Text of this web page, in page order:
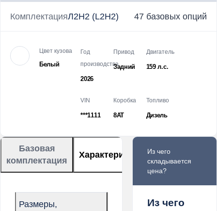
КомплектацияЛ2Н2 (L2H2) 47 базовых опций
Цвет кузова
Белый
Год
производства
2026
Привод
Задний
Двигатель
159 л.с.
VIN
***1111
Коробка
8AT
Топливо
Дизель
Базовая
комплектация
Характеристики Описание
Размеры,
Из чего
складывается
цена?
Из чего